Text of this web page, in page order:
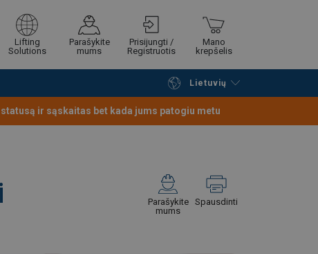
Lifting
Solutions
Parašykite
mums
Prisijungti /
Registruotis
Mano
krepšelis
Lietuvių
Tęsti naršymą Tęsti pirkimą
ir sąskaitas bet kada jums patogiu metu
Parašykite
mums
Spausdinti